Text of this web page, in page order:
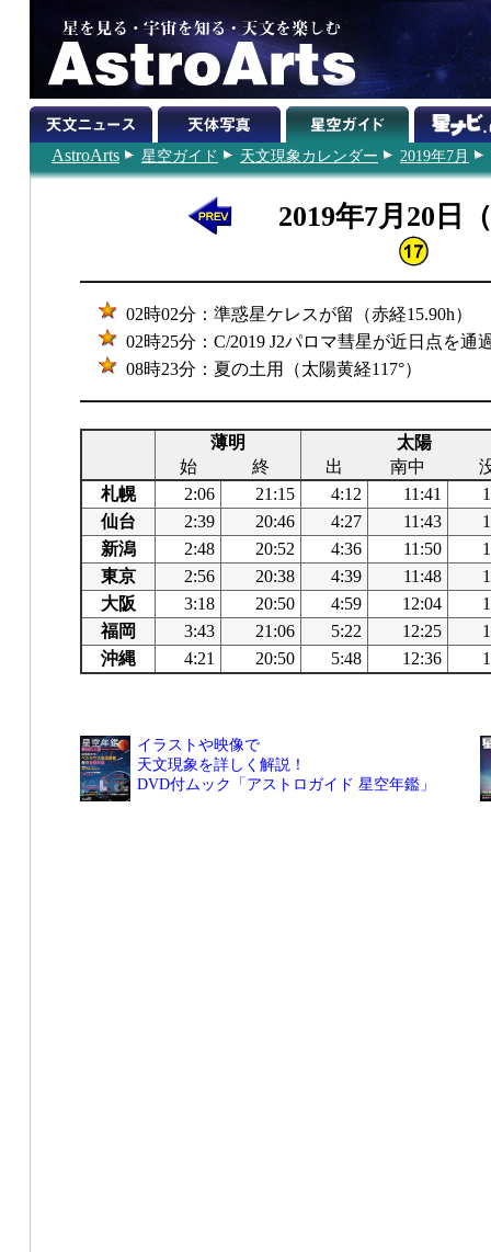
AstroArts 星空ガイド 天文現象カレンダー 2019年7月
2019年7月20日
02時02分：準惑星ケレスが留（赤経15.90h）
02時25分：C/2019 J2パロマ彗星が近日点を通
08時23分：夏の土用（太陽黄経117°）
薄明
太陽
始
終 出 南中
札幌
2:06 21:15 4:12 11:41
仙台
2:39 20:46 4:27 11:43
新潟
2:48 20:52 4:36 11:50
東京
2:56 20:38 4:39 11:48
大阪
3:18 20:50 4:59 12:04
福岡
3:43 21:06 5:22 12:25
沖縄
4:21 20:50 5:48 12:36
イラストや映像で
天文現象を詳しく解説！
DVD付ムック「アストロガイド 星空年鑑」